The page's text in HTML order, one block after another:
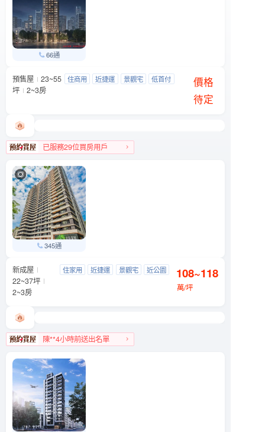
66通
天光之埕
大同區 西寧北路與南京西路239巷口
預售屋
23~55
坪
2~3房
住商用 近捷運 景觀宅 低首付
價格
待定
已服務29位買房用戶
345通
信義富境
文山區 萬芳路8號
新成屋
22~37坪
2~3房
住家用 近捷運 景觀宅 近公園 108~118
萬/坪
陳**4小時前送出名單